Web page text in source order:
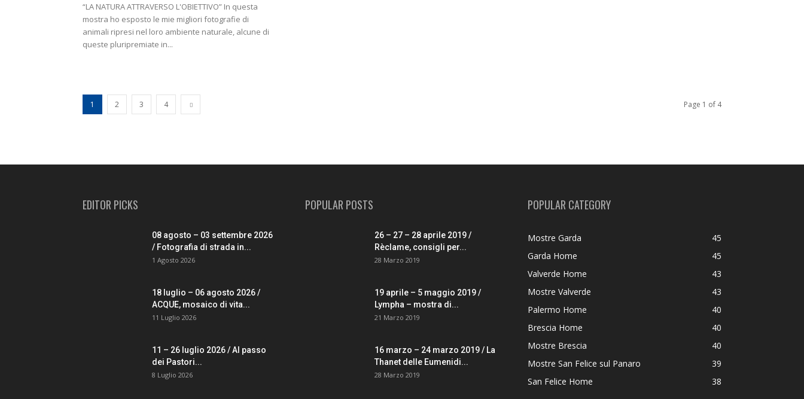
“LA NATURA ATTRAVERSO L'OBIETTIVO” In questa
mostra ho esposto le mie migliori fotografie di
animali ripresi nel loro ambiente naturale, alcune di
queste pluripremiate in...
1 2 3 4 Page 1 of 4
EDITOR PICKS
08 agosto – 03 settembre 2026
/ Fotografia di strada in...
1 Agosto 2026
18 luglio – 06 agosto 2026 /
ACQUE, mosaico di vita...
11 Luglio 2026
11 – 26 luglio 2026 / Al passo
dei Pastori...
8 Luglio 2026
POPULAR POSTS
26 – 27 – 28 aprile 2019 /
Rèclame, consigli per...
28 Marzo 2019
19 aprile – 5 maggio 2019 /
Lympha – mostra di...
21 Marzo 2019
16 marzo – 24 marzo 2019 / La
Thanet delle Eumenidi...
28 Marzo 2019
POPULAR CATEGORY
Mostre Garda
45
Garda Home
45
Valverde Home
43
Mostre Valverde
43
Palermo Home
40
Brescia Home
40
Mostre Brescia
40
Mostre San Felice sul Panaro
39
San Felice Home
38